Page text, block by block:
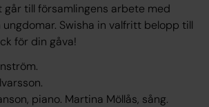
går till församlingens arbete med
Swisha in valfritt belopp till
för din gåva!
piano. Martina Möllås, sång.